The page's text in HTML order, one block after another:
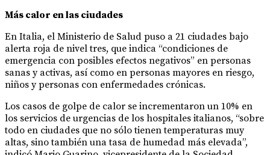
Más calor en las ciudades
En Italia, el Ministerio de Salud puso a 21 ciudades bajo
alerta roja de nivel tres, que indica “condiciones de
emergencia con posibles efectos negativos” en personas
sanas y activas, así como en personas mayores en riesgo,
niños y personas con enfermedades crónicas.
Los casos de golpe de calor se incrementaron un 10% en
los servicios de urgencias de los hospitales italianos, “sobre
todo en ciudades que no sólo tienen temperaturas muy
altas, sino también una tasa de humedad más elevada”,